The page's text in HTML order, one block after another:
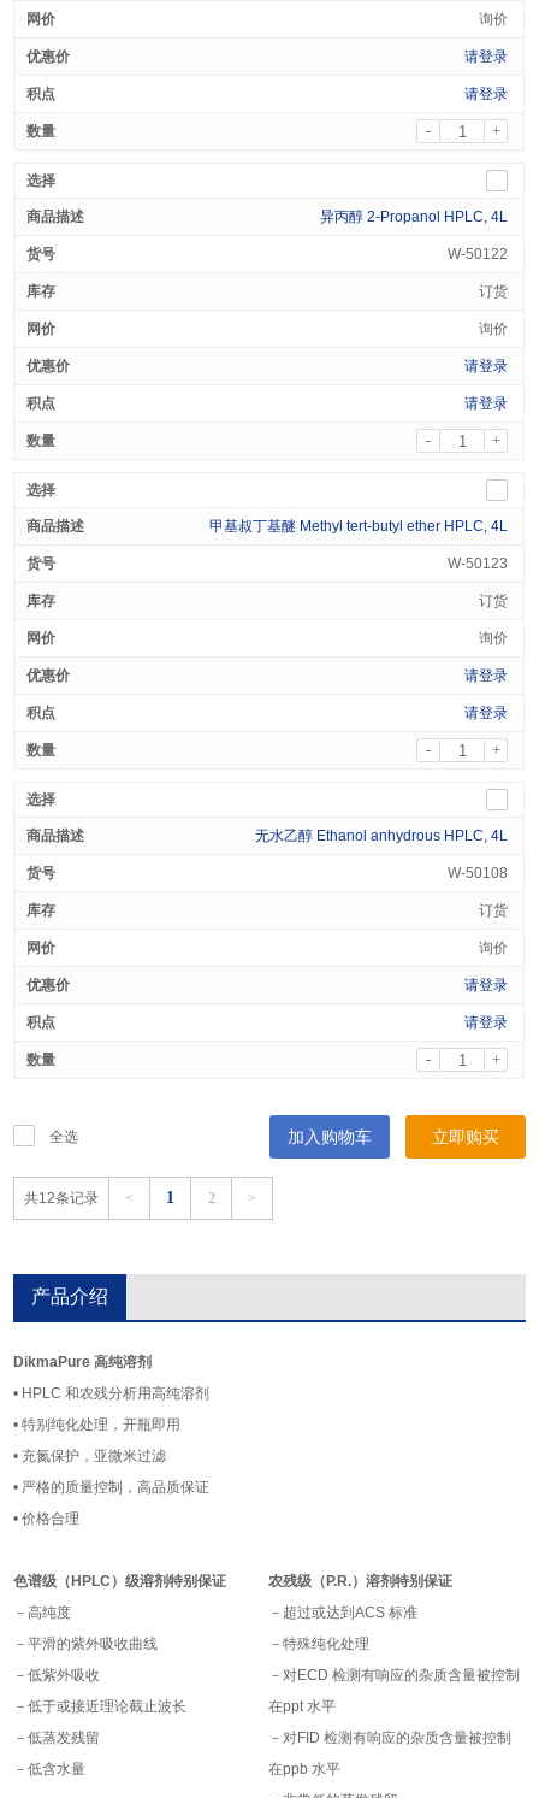
询价
请登录
请登录
- +
异丙醇 2-Propanol HPLC, 4L
W-50122
订货
询价
请登录
请登录
- +
甲基叔丁基醚 Methyl tert-butyl ether HPLC, 4L
W-50123
订货
询价
请登录
请登录
- +
无水乙醇 Ethanol anhydrous HPLC, 4L
W-50108
订货
询价
请登录
请登录
- +
全选 加入购物车 立即购买
共12条记录 < 1 2 >
产品介绍
DikmaPure 高纯溶剂
• HPLC 和农残分析用高纯溶剂
• 特别纯化处理，开瓶即用
• 充氮保护，亚微米过滤
• 严格的质量控制，高品质保证
• 价格合理
色谱级（HPLC）级溶剂特别保证
－高纯度
－平滑的紫外吸收曲线
－低紫外吸收
－低于或接近理论截止波长
－低蒸发残留
－低含水量
农残级（P.R.）溶剂特别保证
－超过或达到ACS 标准
－特殊纯化处理
－对ECD 检测有响应的杂质含量被控制
在ppt 水平
－对FID 检测有响应的杂质含量被控制
在ppb 水平